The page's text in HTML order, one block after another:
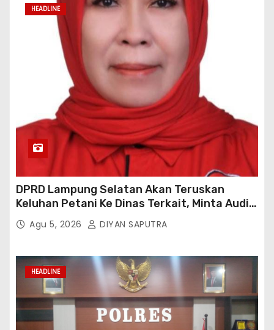
HEADLINE
DPRD Lampung Selatan Akan Teruskan
Keluhan Petani Ke Dinas Terkait, Minta Audit
Penyaluran Pupuk Bersubsidi Di Desa Budi
Lestari
Agu 5, 2026 DIYAN SAPUTRA
HEADLINE